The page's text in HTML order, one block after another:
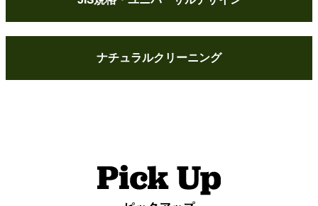
ナチュラルクリーニング